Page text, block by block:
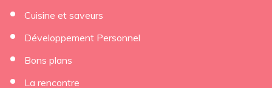
Cuisine et saveurs
Développement Personnel
Bons plans
La rencontre